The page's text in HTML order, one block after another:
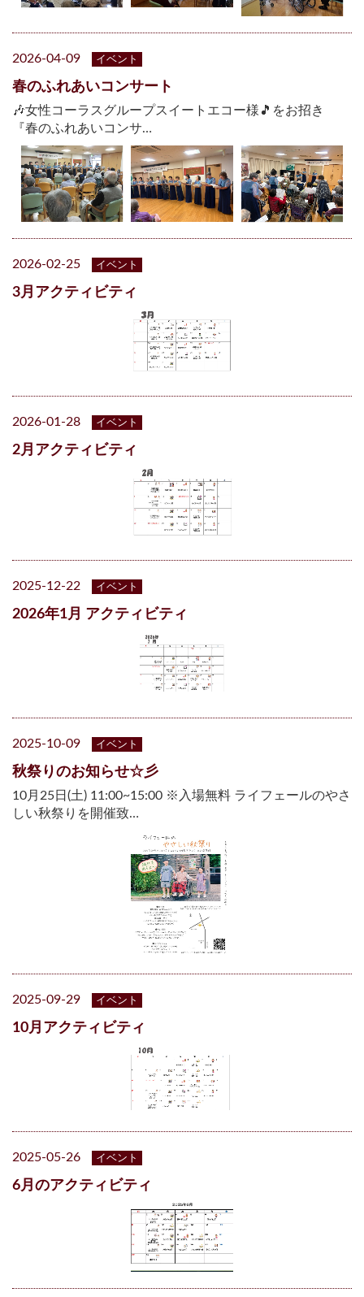
2026-04-09 イベント
春のふれあいコンサート
🎶女性コーラスグループスイートエコー様🎵をお招き
『春のふれあいコンサ…
2026-02-25 イベント
3月アクティビティ
2026-01-28 イベント
2月アクティビティ
2025-12-22 イベント
2026年1月 アクティビティ
2025-10-09 イベント
秋祭りのお知らせ☆彡
10月25日(土) 11:00~15:00 ※入場無料 ライフェールのやさ
しい秋祭りを開催致…
2025-09-29 イベント
10月アクティビティ
2025-05-26 イベント
6月のアクティビティ